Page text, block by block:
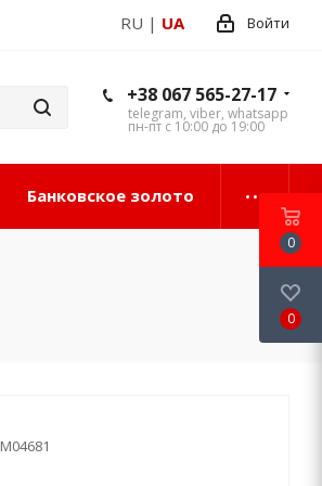
Войти
RU | UA
+38 067 565-27-17
telegram, viber, whatsapp
пн-пт с 10:00 до 19:00
Банковское золото
М04681
0
0